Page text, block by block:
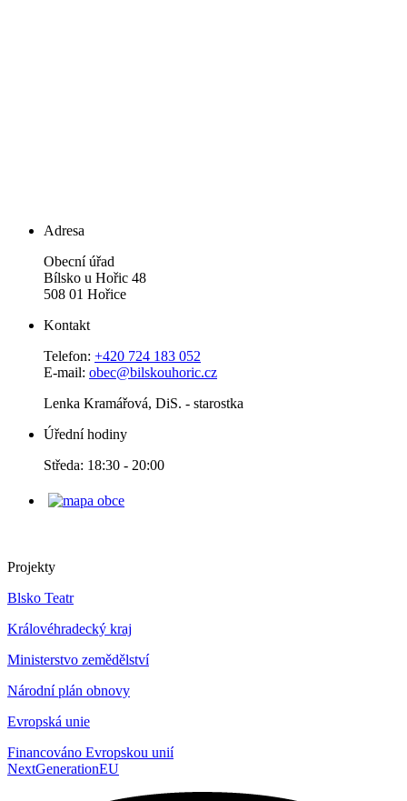
Adresa
Obecní úřad
Bílsko u Hořic 48
508 01 Hořice
Kontakt
Telefon: +420 724 183 052
E-mail: obec@bilskouhoric.cz
Lenka Kramářová, DiS. - starostka
Úřední hodiny
Středa: 18:30 - 20:00
Projekty
Blsko Teatr
Královéhradecký kraj
Ministerstvo zemědělství
Národní plán obnovy
Evropská unie
Financováno Evropskou unií
NextGenerationEU